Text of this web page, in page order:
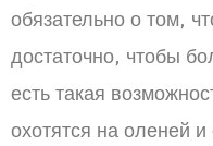
обязательно о том,
достаточно, чтобы
есть такая
охотятся на оленей